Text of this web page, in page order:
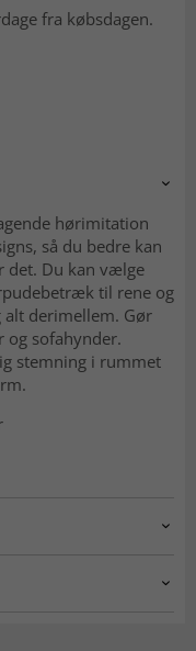
fra købsdagen.
hørimitation
så du bedre kan
det. Du kan vælge
til rene og
alt derimellem. Gør
og sofahynder.
stemning i rummet